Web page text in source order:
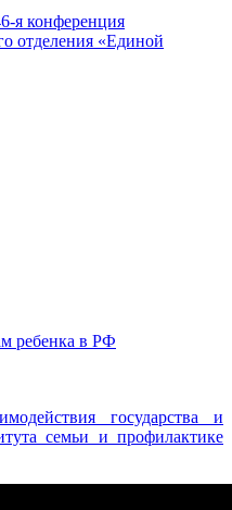
я конференция
отделения «Единой
ребенка в РФ
государства и
семьи и профилактике